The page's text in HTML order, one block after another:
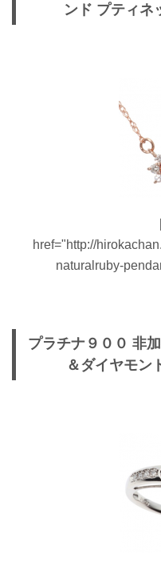
ンド プティネ
href="http://
naturalruby-
プラチナ９００ 非
＆ダイヤモン